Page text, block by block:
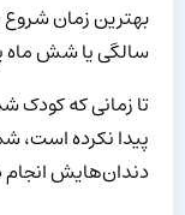
بهترین زمان شروع
سالگی یا شش ماه
تا زمانی که کودک
پیدا نکرده است،
دندان‌هایش